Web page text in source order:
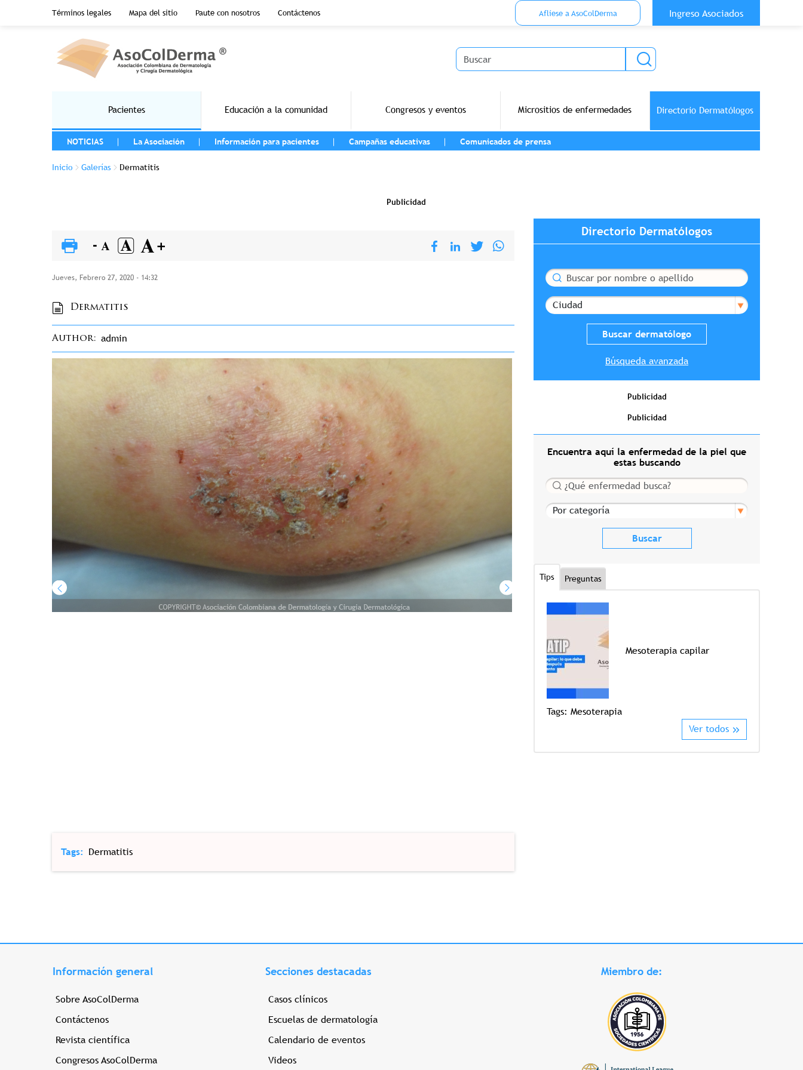
Pasar al contenido principal
Términos legales
Mapa del sitio Paute con nosotros Contáctenos
Menu Top Anónimo
Aflíese a AsoColDerma
Ingreso Asociados
Buscar
Pacientes Educación a la comunidad Congresos y eventos Micrositios de enfermedades Directorio Dermatólogos
MENU LEFT
NOTICIAS
La Asociación Información para pacientes Campañas educativas Comunicados de prensa
Sobrescribir enlaces de ayuda a la navegación
Inicio Galerías Dermatitis
Publicidad
Jueves, Febrero 27, 2020 - 14:32
Dermatitis
Author admin
Tags Dermatitis
Directorio Dermatólogos
Buscar
Ciudad
Búsqueda avanzada
Publicidad
Publicidad
Encuentra aquí la enfermedad de la piel que
estas buscando
Buscar
Por categoría
Tips Preguntas
Mesoterapia capilar
Tags: Mesoterapia
Ver todos
Información general
Sobre AsoColDerma
Contáctenos
Revista científica
Congresos AsoColDerma
Secciones destacadas
Casos clínicos
Escuelas de dermatología
Calendario de eventos
Videos
Miembro de: